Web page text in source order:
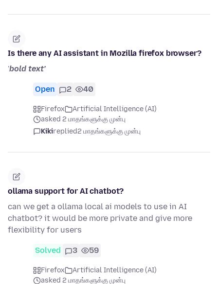
Is there any AI assistant in Mozilla firefox browser?
'bold text'
Open 2 40
Firefox
Artificial Intelligence (AI)
asked 2 மாதங்களுக்கு முன்பு
Kikireplied2 மாதங்களுக்கு முன்பு
ollama support for AI chatbot?
can we get a ollama local ai models to use in AI
chatbot? it would be more private and give more
flexibility for users
Solved 3 59
Firefox
Artificial Intelligence (AI)
asked 2 மாதங்களுக்கு முன்பு